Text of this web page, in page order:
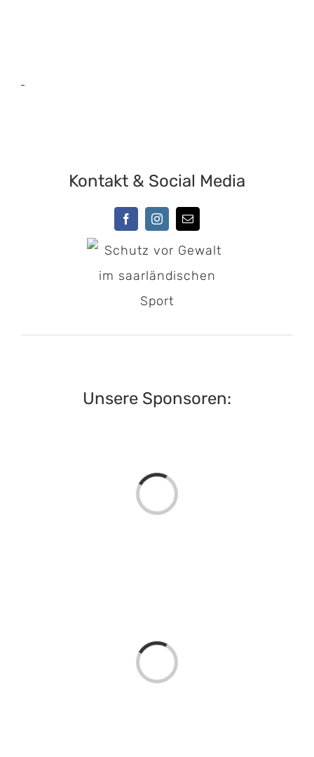
Kontakt & Social Media
Unsere Sponsoren:
Loading...
Loading...
Geschäftsstelle Pferdesportverband Saar e.V.